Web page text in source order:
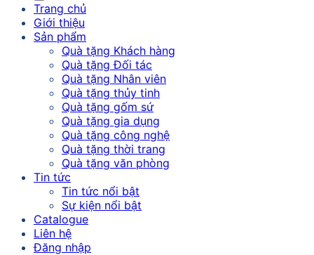
Trang chủ
Giới thiệu
Sản phẩm
Quà tặng Khách hàng
Quà tặng Đối tác
Quà tặng Nhân viên
Quà tặng thủy tinh
Quà tặng gốm sứ
Quà tặng gia dụng
Quà tặng công nghệ
Quà tặng thời trang
Quà tặng văn phòng
Tin tức
Tin tức nổi bật
Sự kiện nổi bật
Catalogue
Liên hệ
Đăng nhập